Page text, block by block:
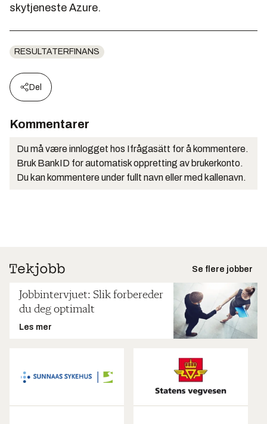
skytjeneste Azure.
RESULTATERFINANS
Del
Kommentarer
Du må være innlogget hos Ifrågasätt for å kommentere.
Bruk BankID for automatisk oppretting av brukerkonto.
Du kan kommentere under fullt navn eller med kallenavn.
Se flere jobber
Jobbintervjuet: Slik forbereder
du deg optimalt
Les mer